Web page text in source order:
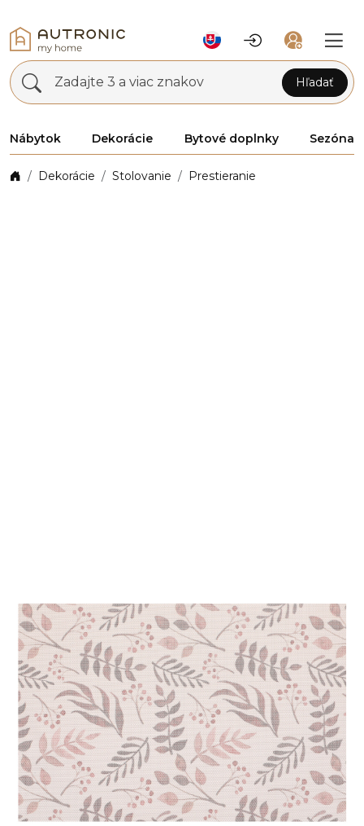
Zadajte 3 a viac znakov Hľadať
Nábytok Dekorácie Bytové doplnky Sezóna
Dekorácie Stolovanie Prestieranie